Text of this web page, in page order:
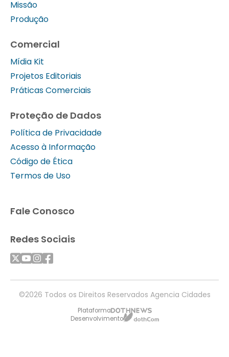
Missão
Produção
Comercial
Mídia Kit
Projetos Editoriais
Práticas Comerciais
Proteção de Dados
Política de Privacidade
Acesso à Informação
Código de Ética
Termos de Uso
Fale Conosco
Redes Sociais
©2026 Todos os Direitos Reservados Agencia Cidades
Plataforma
Desenvolvimento